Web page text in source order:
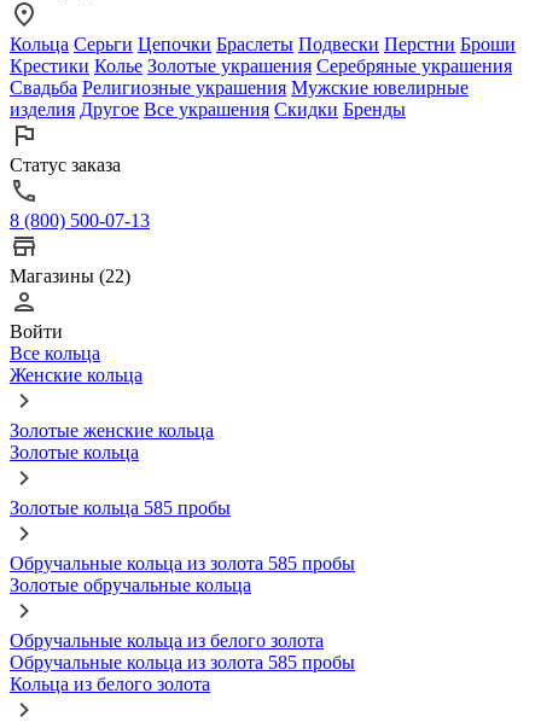
Кольца Серьги Цепочки Браслеты Подвески Перстни Броши
Крестики Колье Золотые украшения Серебряные украшения
Свадьба Религиозные украшения Мужские ювелирные
изделия Другое Все украшения Скидки Бренды
Статус заказа
8 (800) 500-07-13
Магазины (22)
Войти
Все кольца
Женские кольца
Золотые женские кольца
Золотые кольца
Золотые кольца 585 пробы
Обручальные кольца из золота 585 пробы
Золотые обручальные кольца
Обручальные кольца из белого золота
Обручальные кольца из золота 585 пробы
Кольца из белого золота